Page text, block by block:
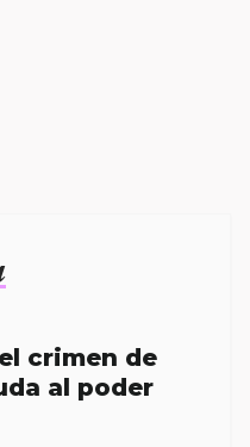
crimen de
al poder